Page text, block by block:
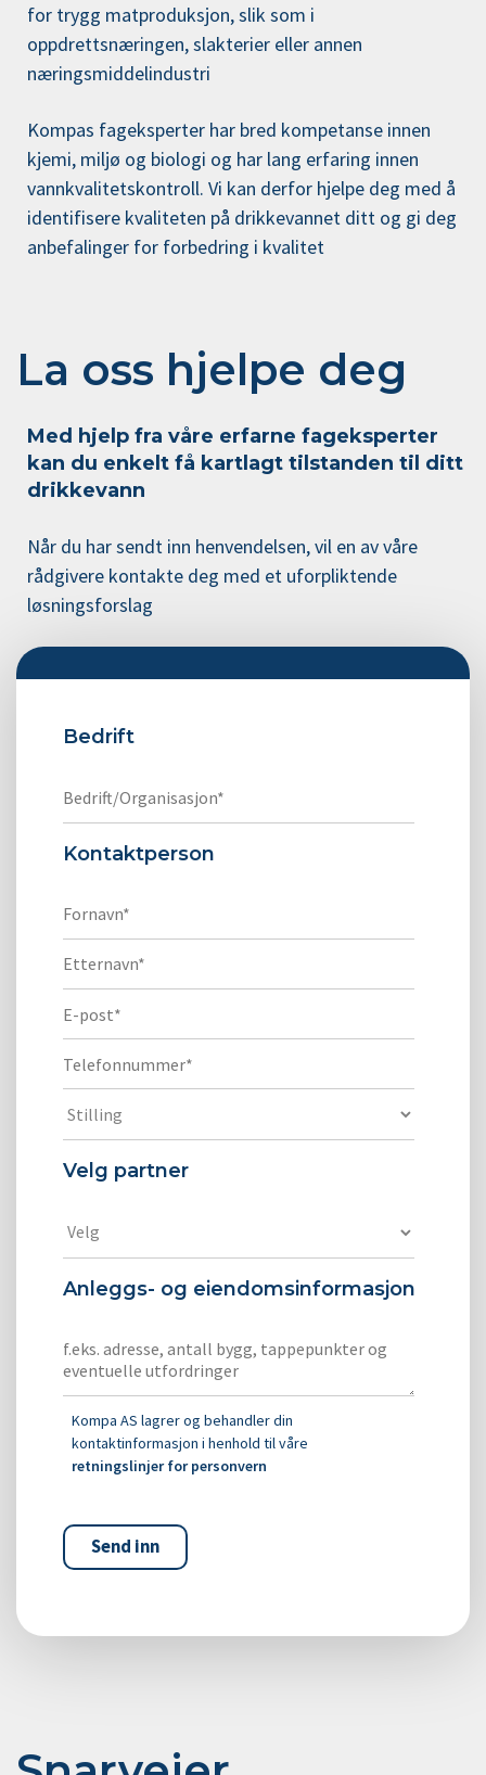
for trygg matproduksjon, slik som i
oppdrettsnæringen, slakterier eller annen
næringsmiddelindustri
Kompas fageksperter har bred kompetanse innen
kjemi, miljø og biologi og har lang erfaring innen
vannkvalitetskontroll. Vi kan derfor hjelpe deg med å
identifisere kvaliteten på drikkevannet ditt og gi deg
anbefalinger for forbedring i kvalitet
La oss hjelpe deg
Med hjelp fra våre erfarne fageksperter
kan du enkelt få kartlagt tilstanden til ditt
drikkevann
Når du har sendt inn henvendelsen, vil en av våre
rådgivere kontakte deg med et uforpliktende
løsningsforslag
Bedrift
Kontaktperson
Velg partner
Anleggs- og eiendomsinformasjon
Kompa AS lagrer og behandler din
kontaktinformasjon i henhold til våre
retningslinjer for personvern